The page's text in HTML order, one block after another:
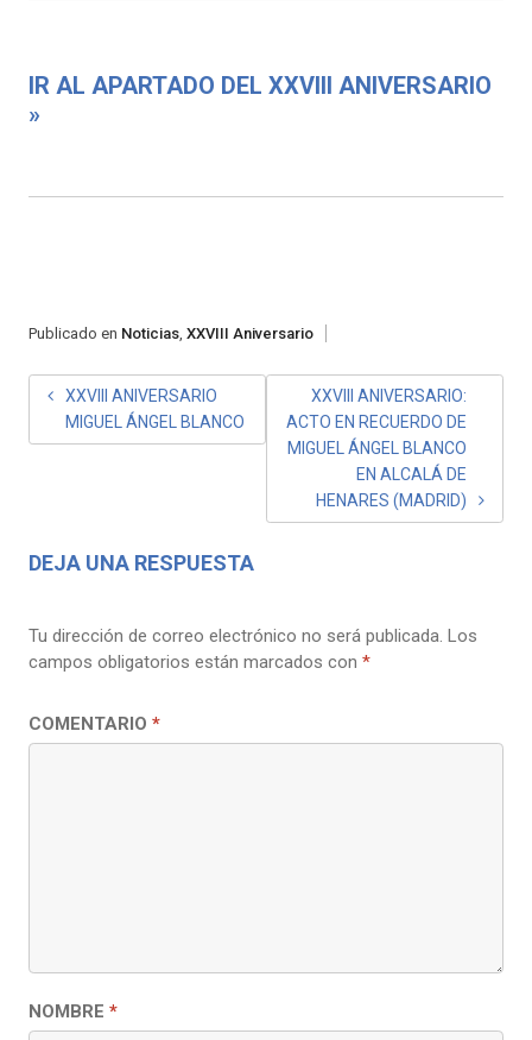
IR AL APARTADO DEL XXVIII ANIVERSARIO
»
Publicado en Noticias, XXVIII Aniversario
NAVEGACIÓN
DE
XXVIII ANIVERSARIO
MIGUEL ÁNGEL BLANCO
XXVIII ANIVERSARIO:
ACTO EN RECUERDO DE
MIGUEL ÁNGEL BLANCO
EN ALCALÁ DE
HENARES (MADRID)
DEJA UNA RESPUESTA
Tu dirección de correo electrónico no será publicada. Los
campos obligatorios están marcados con *
COMENTARIO *
NOMBRE *